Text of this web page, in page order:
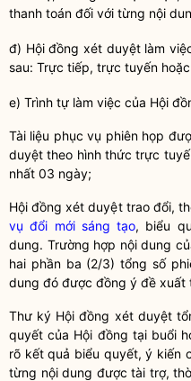
thanh toán đối với từng nội
đ) Hội đồng xét duyệt làm
sau: Trực tiếp, trực tuyến
e) Trình tự làm việc của Hội
Tài liệu phục vụ phiên họp
duyệt theo hình thức trực
nhất 03 ngày;
Hội đồng xét duyệt trao đổi,
vụ đổi mới sáng tạo, biểu
dung. Trường hợp nội dung
hai phần ba (2/3) tổng số
dung đó được đồng ý đề xuất
Thư ký Hội đồng xét duyệt
quyết của Hội đồng tại buổi
rõ kết quả biểu quyết, ý kiến
từng nội dung được tài trợ,